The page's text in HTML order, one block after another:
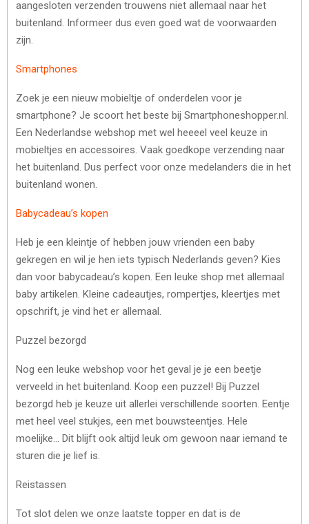
aangesloten verzenden trouwens niet allemaal naar het
buitenland. Informeer dus even goed wat de voorwaarden
zijn.
Smartphones
Zoek je een nieuw mobieltje of onderdelen voor je
smartphone? Je scoort het beste bij Smartphoneshopper.nl.
Een Nederlandse webshop met wel heeeel veel keuze in
mobieltjes en accessoires. Vaak goedkope verzending naar
het buitenland. Dus perfect voor onze medelanders die in het
buitenland wonen.
Babycadeau’s kopen
Heb je een kleintje of hebben jouw vrienden een baby
gekregen en wil je hen iets typisch Nederlands geven? Kies
dan voor babycadeau’s kopen. Een leuke shop met allemaal
baby artikelen. Kleine cadeautjes, rompertjes, kleertjes met
opschrift, je vind het er allemaal.
Puzzel bezorgd
Nog een leuke webshop voor het geval je je een beetje
verveeld in het buitenland. Koop een puzzel! Bij Puzzel
bezorgd heb je keuze uit allerlei verschillende soorten. Eentje
met heel veel stukjes, een met bouwsteentjes. Hele
moelijke… Dit blijft ook altijd leuk om gewoon naar iemand te
sturen die je lief is.
Reistassen
Tot slot delen we onze laatste topper en dat is de